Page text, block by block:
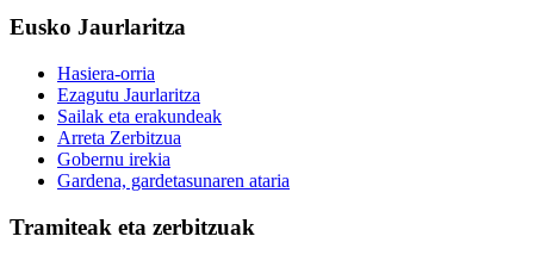
Eusko Jaurlaritza
Hasiera-orria
Ezagutu Jaurlaritza
Sailak eta erakundeak
Arreta Zerbitzua
Gobernu irekia
Gardena, gardetasunaren ataria
Tramiteak eta zerbitzuak